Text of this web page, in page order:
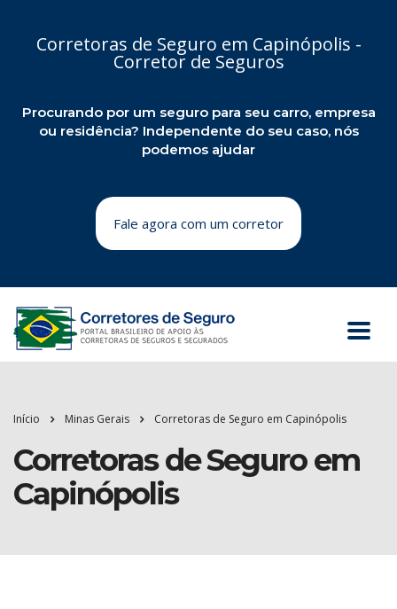
Corretoras de Seguro em Capinópolis -
Corretor de Seguros
Procurando por um seguro para seu carro, empresa
ou residência? Independente do seu caso, nós
podemos ajudar
Fale agora com um corretor
Início Minas Gerais Corretoras de Seguro em Capinópolis
Corretoras de Seguro em
Capinópolis